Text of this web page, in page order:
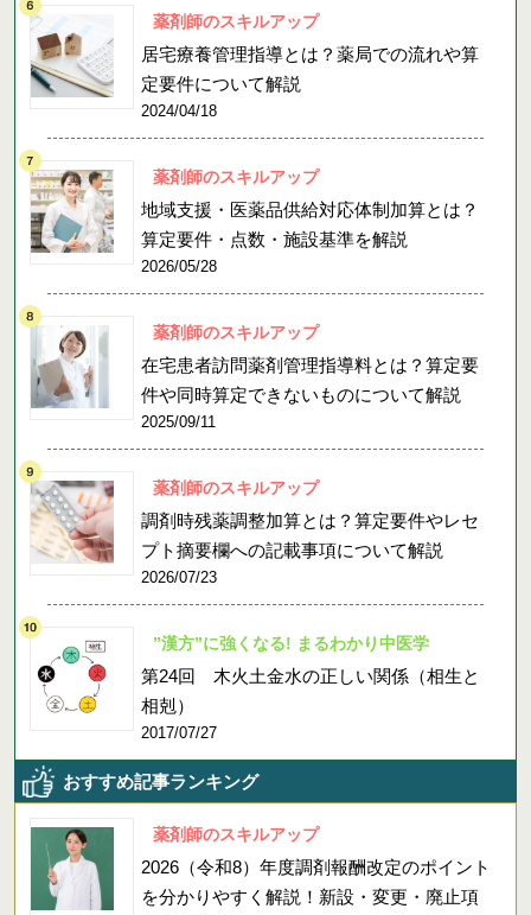
薬剤師のスキルアップ
居宅療養管理指導とは？薬局での流れや算
定要件について解説
2024/04/18
薬剤師のスキルアップ
地域支援・医薬品供給対応体制加算とは？
算定要件・点数・施設基準を解説
2026/05/28
薬剤師のスキルアップ
在宅患者訪問薬剤管理指導料とは？算定要
件や同時算定できないものについて解説
2025/09/11
薬剤師のスキルアップ
調剤時残薬調整加算とは？算定要件やレセ
プト摘要欄への記載事項について解説
2026/07/23
”漢方”に強くなる! まるわかり中医学
第24回 木火土金水の正しい関係（相生と
相剋）
2017/07/27
おすすめ記事ランキング
薬剤師のスキルアップ
2026（令和8）年度調剤報酬改定のポイント
を分かりやすく解説！新設・変更・廃止項